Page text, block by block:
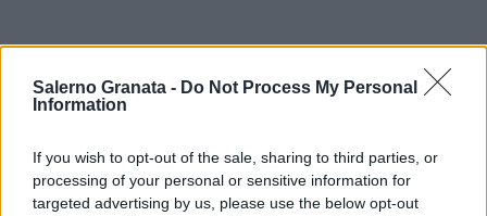
Salerno Granata - Do Not Process My Personal
Information
If you wish to opt-out of the sale, sharing to third parties, or
processing of your personal or sensitive information for
targeted advertising by us, please use the below opt-out